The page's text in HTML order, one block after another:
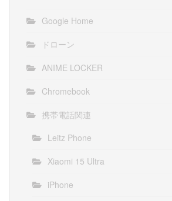
Google Home
ドローン
ANIME LOCKER
Chromebook
携帯電話関連
Leitz Phone
Xiaomi 15 Ultra
iPhone